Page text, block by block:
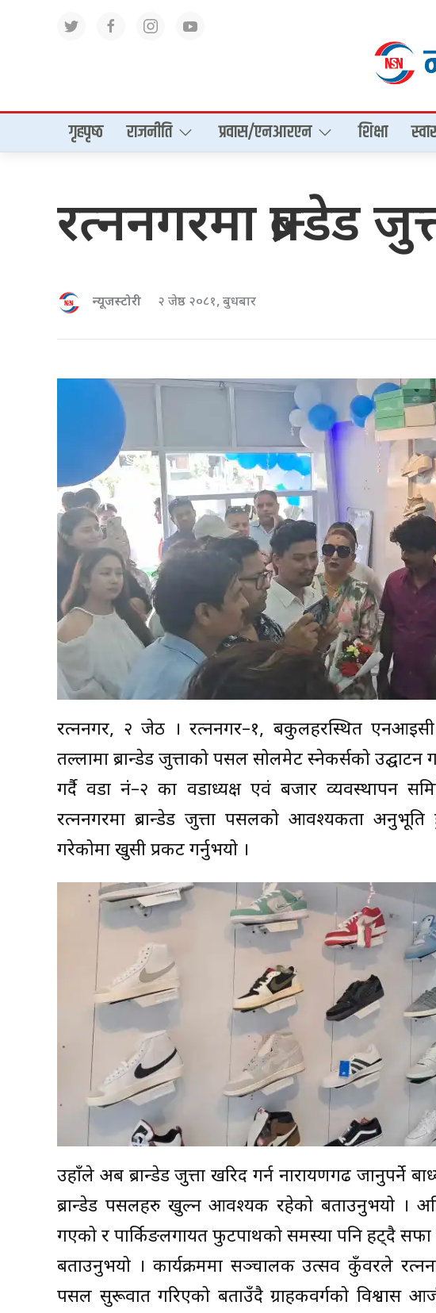
गृहपृष्‍ठ राजनीति प्रवास/एनआरएन शिक्षा
रत्ननगरमा ब्रान्डेड
न्यूजस्टोरी २ जेष्ठ २०८१, बुधबार
रत्ननगर, २ जेठ । रत्ननगर–१, बकुलहरस्थित
तल्लामा ब्रान्डेड जुत्ताको पसल सोलमेट स्नेकर्सको
गर्दै वडा नं–२ का वडाध्यक्ष एवं बजार व्यवस्थापन
रत्ननगरमा ब्रान्डेड जुत्ता पसलको आवश्यकता
गरेकोमा खुसी प्रकट गर्नुभयो ।
उहाँले अब ब्रान्डेड जुत्ता खरिद गर्न नारायणगढ जानुपर्ने
ब्रान्डेड पसलहरु खुल्न आवश्यक रहेको बताउनुभयो ।
गएको र पार्किङलगायत फुटपाथको समस्या पनि हट्दै
बताउनुभयो । कार्यक्रममा सञ्चालक उत्सव कुँवरले
पसल सुरूवात गरिएको बताउँदै ग्राहकवर्गको विश्वास